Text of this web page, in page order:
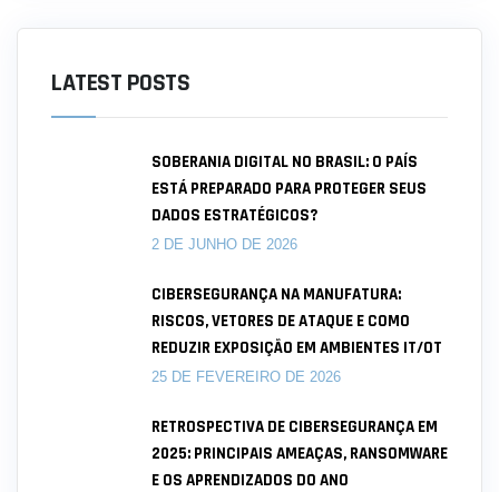
LATEST POSTS
SOBERANIA DIGITAL NO BRASIL: O PAÍS
ESTÁ PREPARADO PARA PROTEGER SEUS
DADOS ESTRATÉGICOS?
2 DE JUNHO DE 2026
CIBERSEGURANÇA NA MANUFATURA:
RISCOS, VETORES DE ATAQUE E COMO
REDUZIR EXPOSIÇÃO EM AMBIENTES IT/OT
25 DE FEVEREIRO DE 2026
RETROSPECTIVA DE CIBERSEGURANÇA EM
2025: PRINCIPAIS AMEAÇAS, RANSOMWARE
E OS APRENDIZADOS DO ANO